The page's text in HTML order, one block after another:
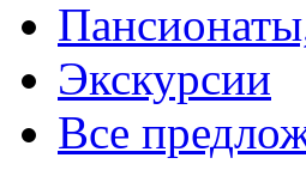
Экскурсии
Все